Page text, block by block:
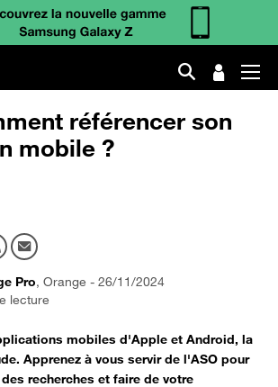
référencer son
mobile ?
Pro, Orange - 26/11/2024
lecture
mobiles d'Apple et Android, la
Apprenez à vous servir de l'ASO pour
recherches et faire de votre